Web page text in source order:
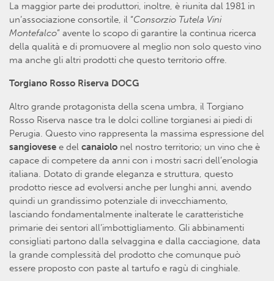
La maggior parte dei produttori, inoltre, è riunita dal 1981 in
un’associazione consortile, il “Consorzio Tutela Vini
Montefalco” avente lo scopo di garantire la continua ricerca
della qualità e di promuovere al meglio non solo questo vino
ma anche gli altri prodotti che questo territorio offre.
Torgiano Rosso Riserva DOCG
Altro grande protagonista della scena umbra, il Torgiano
Rosso Riserva nasce tra le dolci colline torgianesi ai piedi di
Perugia. Questo vino rappresenta la massima espressione del
sangiovese e del canaiolo nel nostro territorio; un vino che è
capace di competere da anni con i mostri sacri dell’enologia
italiana. Dotato di grande eleganza e struttura, questo
prodotto riesce ad evolversi anche per lunghi anni, avendo
quindi un grandissimo potenziale di invecchiamento,
lasciando fondamentalmente inalterate le caratteristiche
primarie dei sentori all’imbottigliamento. Gli abbinamenti
consigliati partono dalla selvaggina e dalla cacciagione, data
la grande complessità del prodotto che comunque può
essere proposto con paste al tartufo e ragù di cinghiale.